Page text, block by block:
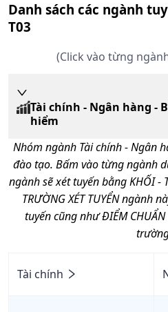
Danh sách các ngành
T03
(Click vào từng
Tài chính - Ngân hàng -
hiểm
Nhóm ngành Tài chính - Ngân
đào tạo. Bấm vào từng ngành
ngành sẽ xét tuyến bằng KHỐI -
TRƯỜNG XÉT TUYỂN ngành
tuyến cũng như ĐIỂM
Tài chính